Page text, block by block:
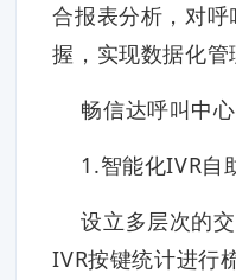
合报表分析，对
握，实现数据化管
畅信达呼叫中
1.智能化IVR自
设立多层次的
IVR按键统计进行